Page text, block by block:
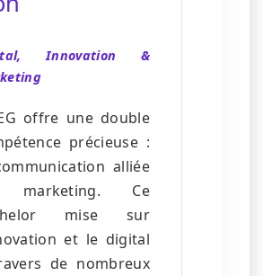
Innovation &
offre une double
précieuse :
alliée
marketing. Ce
mise sur
et le digital
de nombreux